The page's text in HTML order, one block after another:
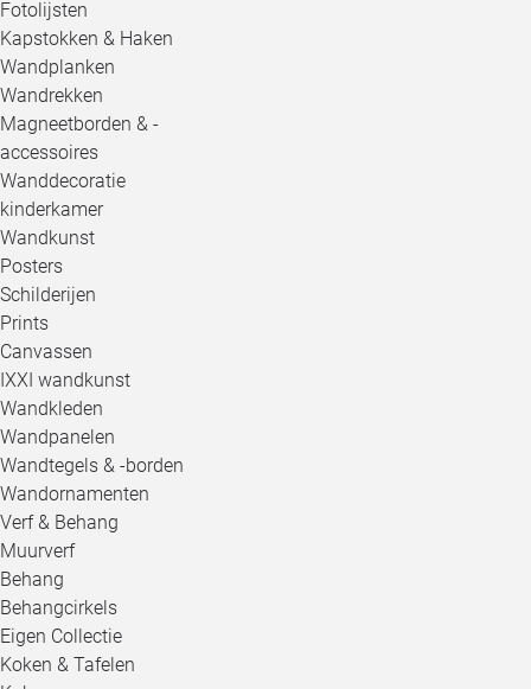
Fotolijsten
Kapstokken & Haken
Wandplanken
Wandrekken
Magneetborden & -
accessoires
Wanddecoratie
kinderkamer
Wandkunst
Posters
Schilderijen
Prints
Canvassen
IXXI wandkunst
Wandkleden
Wandpanelen
Wandtegels & -borden
Wandornamenten
Verf & Behang
Muurverf
Behang
Behangcirkels
Eigen Collectie
Koken & Tafelen